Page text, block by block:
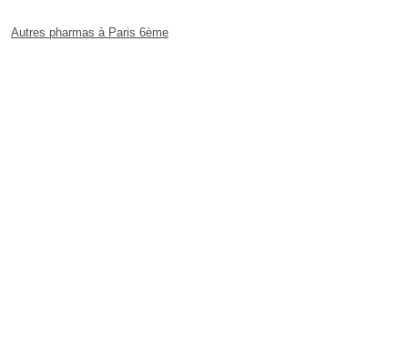
Autres pharmas à Paris 6ème